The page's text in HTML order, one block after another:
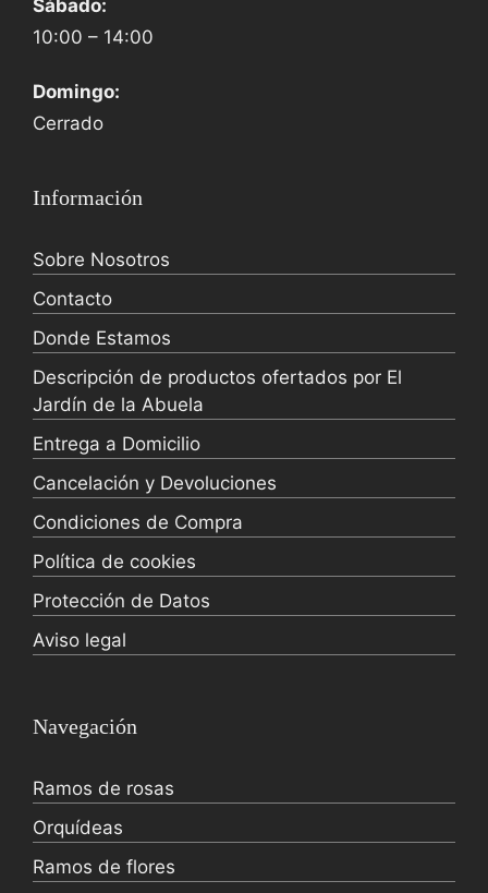
Sábado:
10:00 – 14:00
Domingo:
Cerrado
Información
Sobre Nosotros
Contacto
Donde Estamos
Descripción de productos ofertados por El
Jardín de la Abuela
Entrega a Domicilio
Cancelación y Devoluciones
Condiciones de Compra
Política de cookies
Protección de Datos
Aviso legal
Navegación
Ramos de rosas
Orquídeas
Ramos de flores